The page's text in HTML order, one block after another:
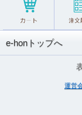
e-honトップへ
運営